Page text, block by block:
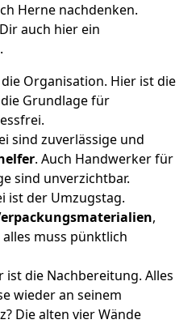
Herne nachdenken.
auch hier ein
Organisation. Hier ist die
Grundlage für
sind zuverlässige und
. Auch Handwerker für
sind unverzichtbar.
ist der Umzugstag.
,
muss pünktlich
die Nachbereitung. Alles
wieder an seinem
Die alten vier Wände